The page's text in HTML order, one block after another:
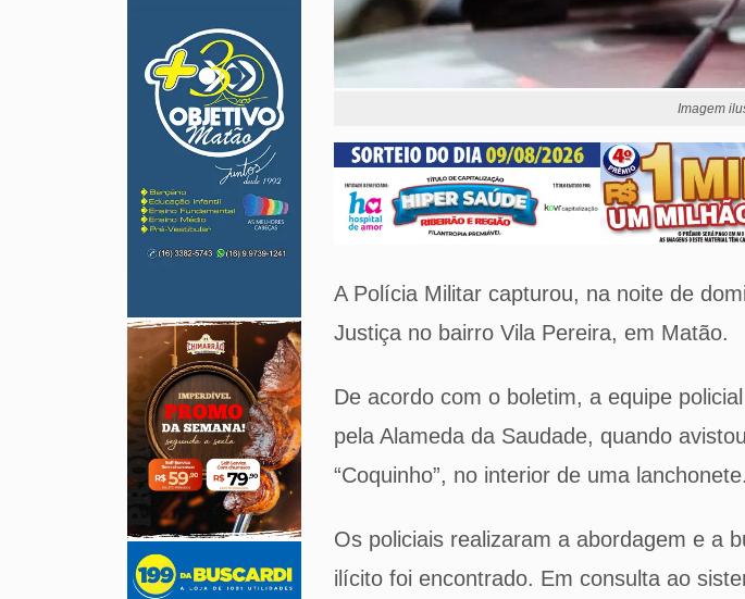
Imagem
A Polícia Militar capturou, na noite de
Justiça no bairro Vila Pereira, em Matão.
De acordo com o boletim, a equipe
pela Alameda da Saudade, quando
“Coquinho”, no interior de uma lanchonete.
Os policiais realizaram a abordagem e a
ilícito foi encontrado. Em consulta ao